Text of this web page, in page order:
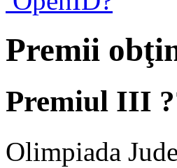
Premii
Premiul III
Olimpiada